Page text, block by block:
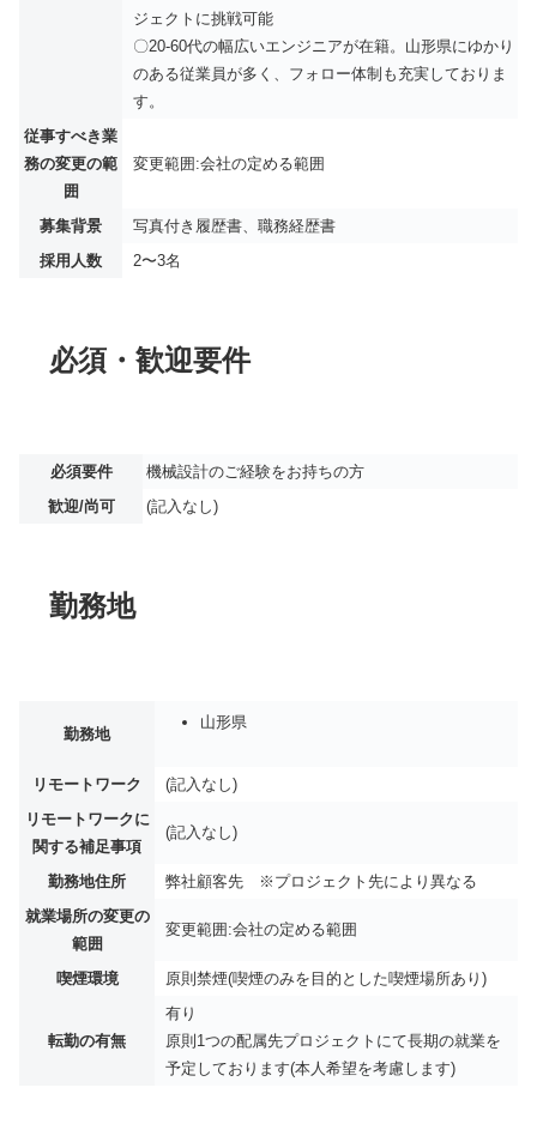
ジェクトに挑戦可能
〇20-60代の幅広いエンジニアが在籍。山形県にゆかり
のある従業員が多く、フォロー体制も充実しておりま
す。
従事すべき業
務の変更の範
囲
変更範囲:会社の定める範囲
募集背景
写真付き履歴書、職務経歴書
採用人数
2〜3名
必須・歓迎要件
必須要件
機械設計のご経験をお持ちの方
歓迎/尚可
(記入なし)
勤務地
勤務地
山形県
リモートワーク
(記入なし)
リモートワークに
関する補足事項
(記入なし)
勤務地住所
弊社顧客先 ※プロジェクト先により異なる
就業場所の変更の
範囲
変更範囲:会社の定める範囲
喫煙環境 原則禁煙(喫煙のみを目的とした喫煙場所あり)
転勤の有無
有り
原則1つの配属先プロジェクトにて長期の就業を
予定しております(本人希望を考慮します)